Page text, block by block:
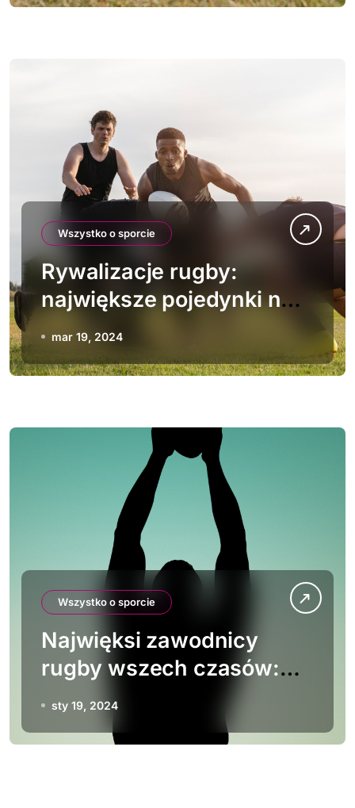
Wszystko o sporcie
Rywalizacje rugby:
największe pojedynki na
boisku
mar 19, 2024
Wszystko o sporcie
Najwięksi zawodnicy
rugby wszech czasów:
biografie legend
sty 19, 2024